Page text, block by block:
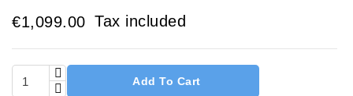
€1,099.00 Tax included
Add To Cart